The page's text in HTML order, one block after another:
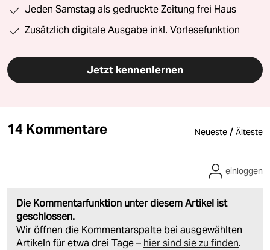
Jeden Samstag als gedruckte Zeitung frei Haus
Zusätzlich digitale Ausgabe inkl. Vorlesefunktion
Jetzt kennenlernen
14 Kommentare Neueste / Älteste
Die Kommentarfunktion unter diesem Artikel ist
geschlossen.
Wir öffnen die Kommentarspalte bei ausgewählten
Artikeln für etwa drei Tage – hier sind sie zu finden.
einloggen